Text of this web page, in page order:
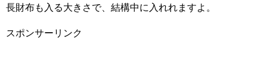
長財布も入る大きさで、結構中に入れれますよ。
スポンサーリンク